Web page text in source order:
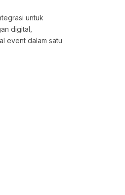
untuk
digital,
event dalam satu